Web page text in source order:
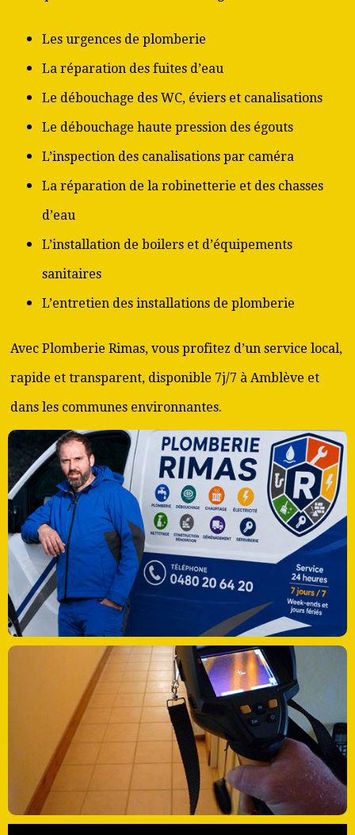
Les urgences de plomberie
La réparation des fuites d’eau
Le débouchage des WC, éviers et canalisations
Le débouchage haute pression des égouts
L’inspection des canalisations par caméra
La réparation de la robinetterie et des chasses
d’eau
L’installation de boilers et d’équipements
sanitaires
L’entretien des installations de plomberie
Avec Plomberie Rimas, vous profitez d’un service local,
rapide et transparent, disponible 7j/7 à Amblève et
dans les communes environnantes.